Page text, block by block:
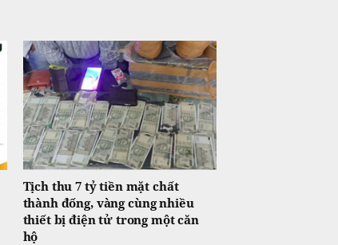
Tịch thu 7 tỷ tiền mặt chất
thành đống, vàng cùng nhiều
thiết bị điện tử trong một căn
hộ